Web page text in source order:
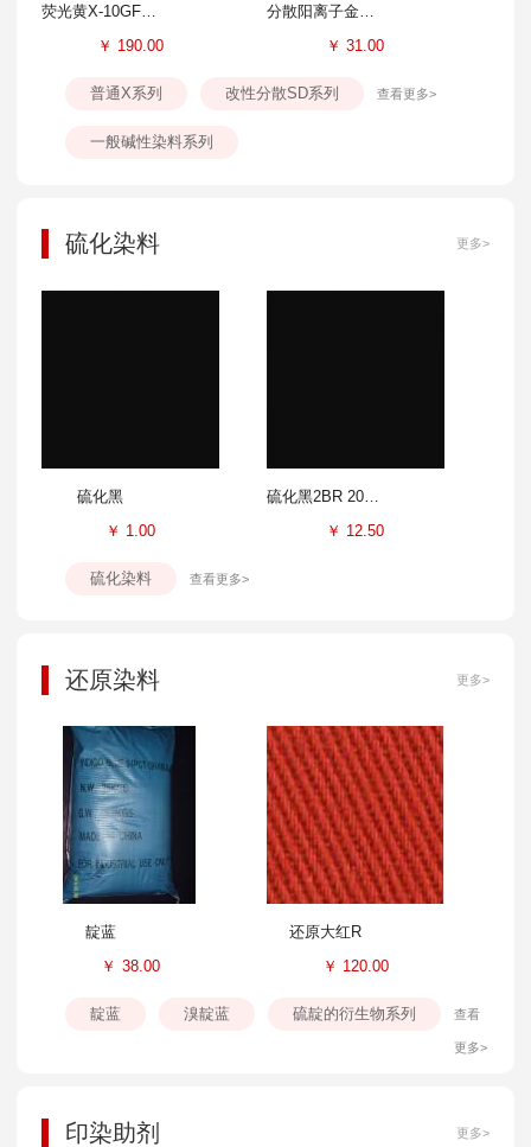
荧光黄X-10GFF 300%
￥ 190.00
分散阳离子金黄SD-GL 100%
￥ 31.00
普通X系列 改性分散SD系列
一般碱性染料系列
查看更多>
硫化染料 更多>
硫化黑
￥ 1.00
硫化黑2BR 200%
￥ 12.50
硫化染料 查看更多>
还原染料 更多>
靛蓝
￥ 38.00
还原大红R
￥ 120.00
靛蓝 溴靛蓝 硫靛的衍生物系列 查看
更多>
印染助剂 更多>